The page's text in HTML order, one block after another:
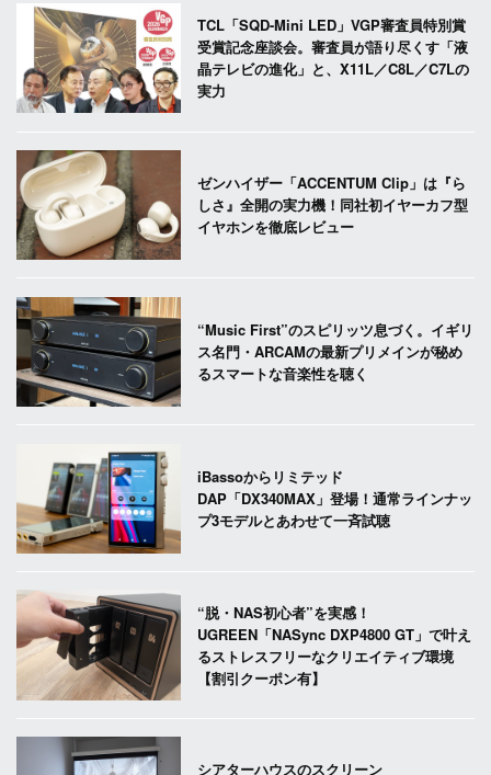
TCL「SQD-Mini LED」VGP審査員特別賞
受賞記念座談会。審査員が語り尽くす「液
晶テレビの進化」と、X11L／C8L／C7Lの
実力
ゼンハイザー「ACCENTUM Clip」は『ら
しさ』全開の実力機！同社初イヤーカフ型
イヤホンを徹底レビュー
“Music First”のスピリッツ息づく。イギリ
ス名門・ARCAMの最新プリメインが秘め
るスマートな音楽性を聴く
iBassoからリミテッド
DAP「DX340MAX」登場！通常ラインナッ
プ3モデルとあわせて一斉試聴
“脱・NAS初心者”を実感！
UGREEN「NASync DXP4800 GT」で叶え
るストレスフリーなクリエイティブ環境
【割引クーポン有】
シアターハウスのスクリーン